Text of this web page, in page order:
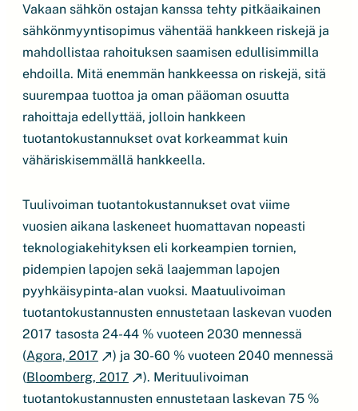
Vakaan sähkön ostajan kanssa tehty pitkäaikainen
sähkönmyyntisopimus vähentää hankkeen riskejä ja
mahdollistaa rahoituksen saamisen edullisimmilla
ehdoilla. Mitä enemmän hankkeessa on riskejä, sitä
suurempaa tuottoa ja oman pääoman osuutta
rahoittaja edellyttää, jolloin hankkeen
tuotantokustannukset ovat korkeammat kuin
vähäriskisemmällä hankkeella.
Tuulivoiman tuotantokustannukset ovat viime
vuosien aikana laskeneet huomattavan nopeasti
teknologiakehityksen eli korkeampien tornien,
pidempien lapojen sekä laajemman lapojen
pyyhkäisypinta-alan vuoksi. Maatuulivoiman
tuotantokustannusten ennustetaan laskevan vuoden
2017 tasosta 24-44 % vuoteen 2030 mennessä
(Agora, 2017
) ja 30-60 % vuoteen 2040 mennessä
(Bloomberg, 2017
). Merituulivoiman
tuotantokustannusten ennustetaan laskevan 75 %